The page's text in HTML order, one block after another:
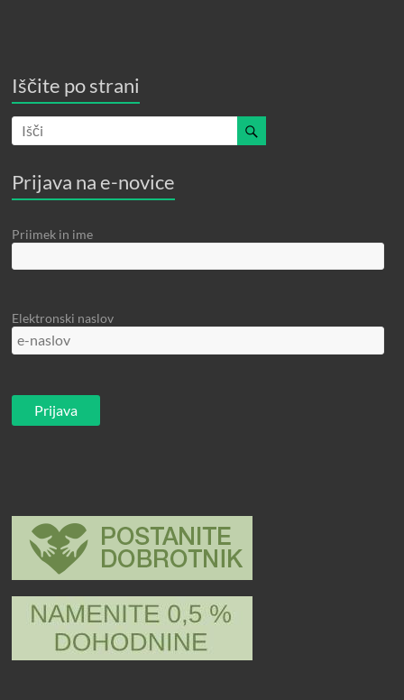
Iščite po strani
Prijava na e-novice
Priimek in ime
Elektronski naslov